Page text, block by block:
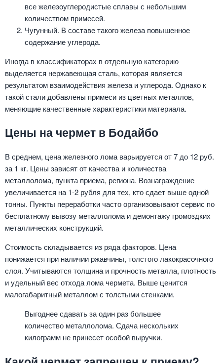
все железоуглеродистые сплавы с небольшим
количеством примесей.
Чугунный. В составе такого железа повышенное
содержание углерода.
Иногда в классификаторах в отдельную категорию
выделяется нержавеющая сталь, которая является
результатом взаимодействия железа и углерода. Однако к
такой стали добавлены примеси из цветных металлов,
меняющие качественные характеристики материала.
Цены на чермет в Бодайбо
В среднем, цена железного лома варьируется от 7 до 12 руб.
за 1 кг. Цены зависят от качества и количества
металлолома, пункта приема, региона. Вознаграждение
увеличивается на 1-2 рубля для тех, кто сдает выше одной
тонны. Пункты переработки часто организовывают сервис по
бесплатному вывозу металлолома и демонтажу громоздких
металлических конструкций.
Стоимость складывается из ряда факторов. Цена
понижается при наличии ржавчины, толстого лакокрасочного
слоя. Учитываются толщина и прочность металла, плотность
и удельный вес отхода лома чермета. Выше ценится
малогабаритный металлом с толстыми стенками.
Выгоднее сдавать за один раз большее
количество металлолома. Сдача нескольких
килограмм не принесет особой выручки.